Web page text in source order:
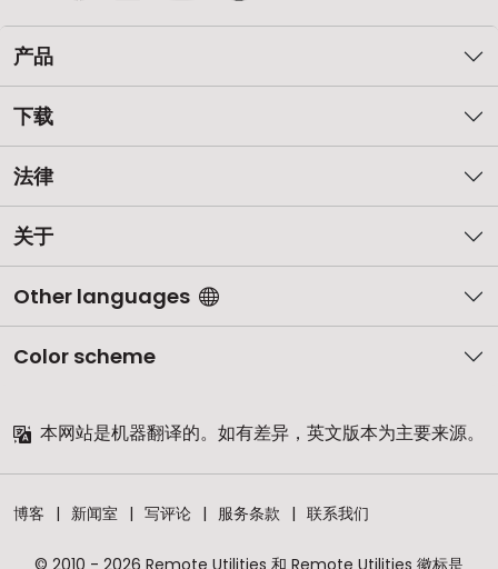
产品
下载
法律
关于
Other languages
Color scheme
本网站是机器翻译的。如有差异，英文版本为主要来源。
博客 新闻室 写评论 服务条款 联系我们